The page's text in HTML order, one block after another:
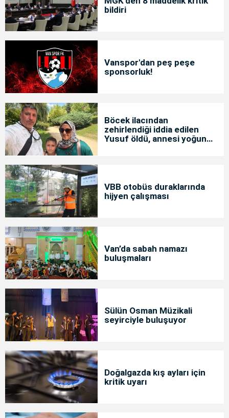
bildiri
Vanspor'dan peş peşe
sponsorluk!
Böcek ilacından
zehirlendiği iddia edilen
Yusuf öldü, annesi yoğun
VBB otobüs duraklarında
hijyen çalışması
Van’da sabah namazı
buluşmaları
Sülün Osman Müzikali
seyirciyle buluşuyor
Doğalgazda kış ayları için
kritik uyarı